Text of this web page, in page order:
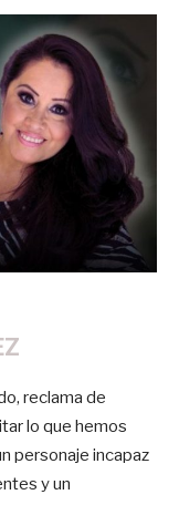
reclama de
lo que hemos
personaje incapaz
y un